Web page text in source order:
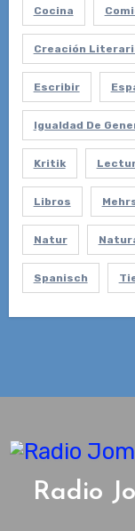
Cocina
Creación
Escribir
Igualdad De
Kritik
Libros
Natur
Spanisch
Radio